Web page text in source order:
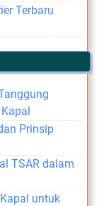
Terbaru
Prinsip
TSAR dalam
untuk